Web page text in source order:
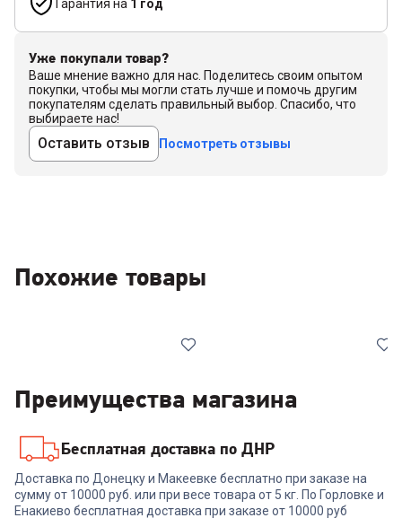
Гарантия на 1 год
Уже покупали товар?
Ваше мнение важно для нас. Поделитесь своим опытом
покупки, чтобы мы могли стать лучше и помочь другим
покупателям сделать правильный выбор. Спасибо, что
выбираете нас!
Оставить отзыв Посмотреть отзывы
Похожие товары
Кондиционер ONE AIR
OATI/in-12HN8
Кондиционер мобильный
BALLU Eclipse BPAC-10
Преимущества магазина
Бесплатная доставка по ДНР
Доставка по Донецку и Макеевке бесплатно при заказе на
сумму от 10000 руб. или при весе товара от 5 кг. По Горловке и
Енакиево бесплатная доставка при заказе от 10000 руб